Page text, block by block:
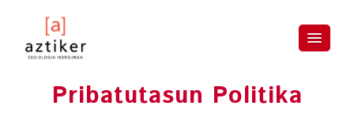
Pribatutasun Politika